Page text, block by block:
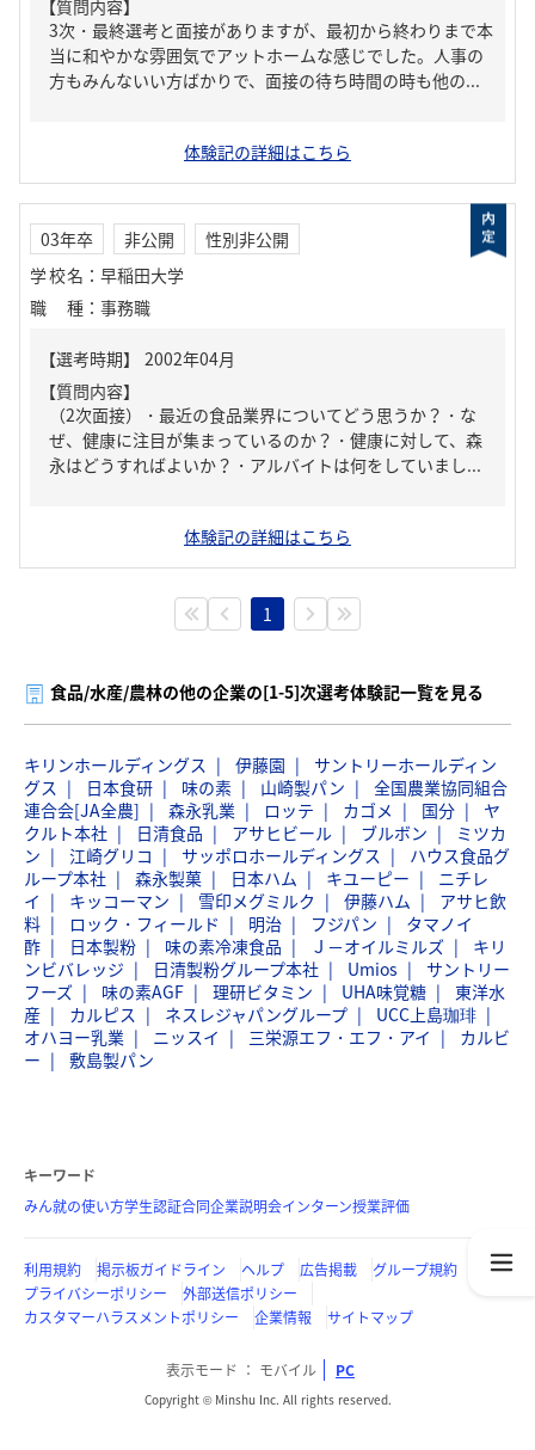
【質問内容】
3次・最終選考と面接がありますが、最初から終わりまで本
当に和やかな雰囲気でアットホームな感じでした。人事の
方もみんないい方ばかりで、面接の待ち時間の時も他の...
体験記の詳細はこちら
03年卒 非公開
性別非公開
学校名 ： 早稲田大学
職種 ： 事務職
【質問内容】
（2次面接）・最近の食品業界についてどう思うか？・な
ぜ、健康に注目が集まっているのか？・健康に対して、森
永はどうすればよいか？・アルバイトは何をしていまし...
体験記の詳細はこちら
1
食品/水産/農林の他の企業の[1-5]次選考体験記一覧を見る
キリンホールディングス 伊藤園
サントリーホールディン
グス
日本食研 味の素 山崎製パン
全国農業協同組合
連合会[JA全農]
森永乳業 ロッテ カゴメ 国分
ヤ
クルト本社
日清食品 アサヒビール ブルボン
ミツカ
ン
江崎グリコ サッポロホールディングス
ハウス食品グ
ループ本社
森永製菓 日本ハム キユーピー
ニチレ
イ
キッコーマン 雪印メグミルク 伊藤ハム
アサヒ飲
料
ロック・フィールド 明治 フジパン
タマノイ
酢
日本製粉 味の素冷凍食品 Ｊ－オイルミルズ
キリ
ンビバレッジ
日清製粉グループ本社 Umios
サントリー
フーズ
味の素AGF 理研ビタミン UHA味覚糖
東洋水
産
カルピス ネスレジャパングループ
UCC上島珈琲
オハヨー乳業
ニッスイ 三栄源エフ・エフ・アイ
カルビ
ー
敷島製パン
キーワード
みん就の使い方学生認証合同企業説明会インターン授業評価
利用規約 掲示板ガイドライン ヘルプ 広告掲載
グループ規約
プライバシーポリシー
外部送信ポリシー
カスタマーハラスメントポリシー
企業情報 サイトマップ
表示モード モバイル PC
Copyright © Minshu Inc. All rights reserved.